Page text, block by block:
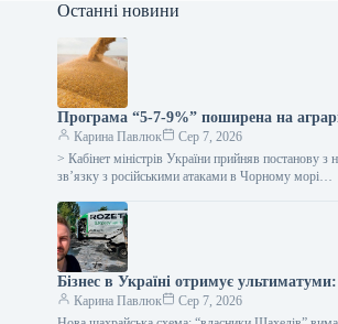
Останні новини
Програма “5-7-9%” поширена на
Карина Павлюк
Сер 7, 2026
> Кабінет міністрів України прийняв постанову
зв’язку з російськими атаками в Чорному морі…
Бізнес в Україні отримує
Карина Павлюк
Сер 7, 2026